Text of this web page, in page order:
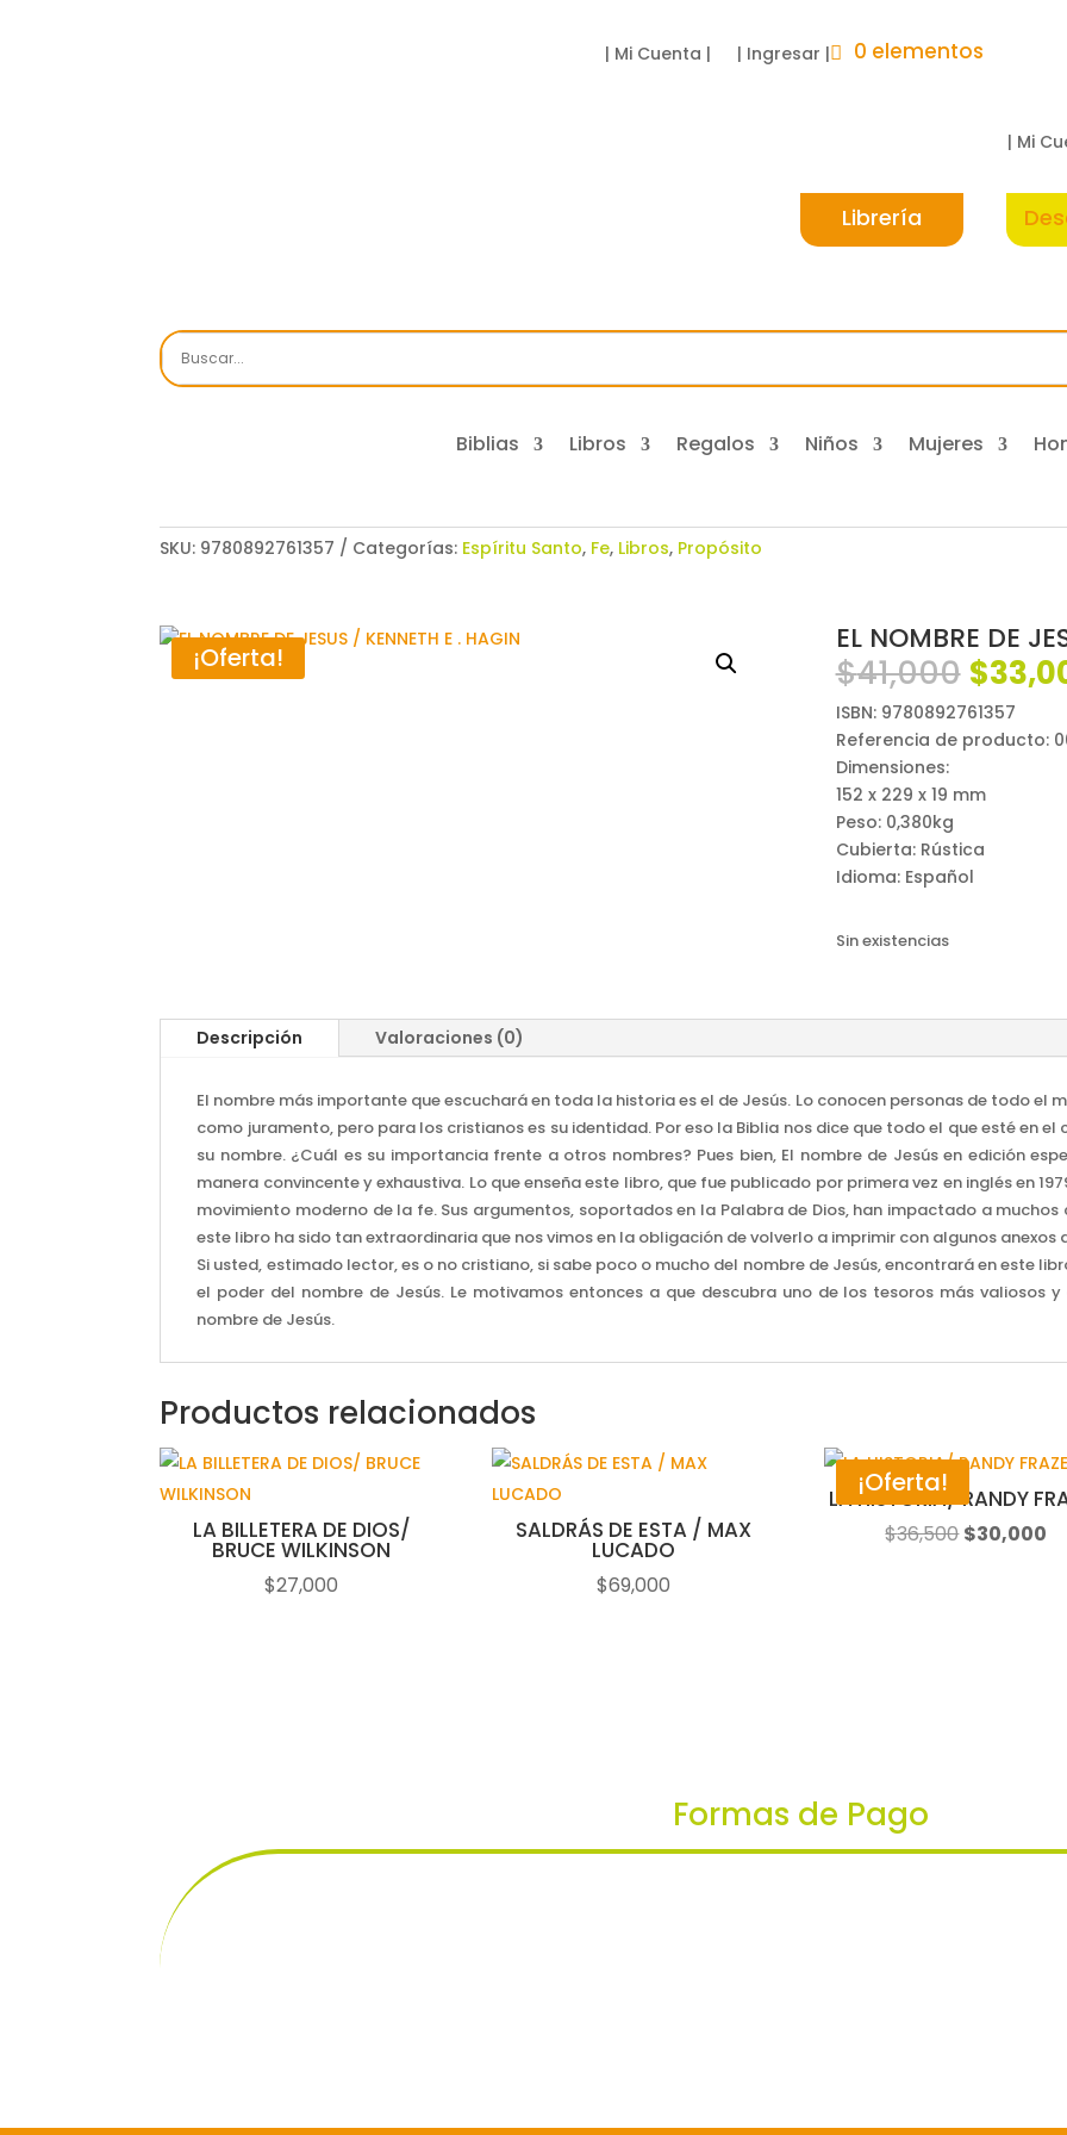
| Mi Cuenta | | Ingresar | 0 elementos
| Mi
Librería
Biblias Libros Regalos Niños Mujeres
SKU: 9780892761357 Categorías: Espíritu Santo, Fe, Libros, Propósito
¡Oferta!
EL NOMBRE DE
$41,000 El
precio
era:
$
ISBN: 9780892761357
Referencia de producto:
Dimensiones:
152 x 229 x 19 mm
Peso: 0,380kg
Cubierta: Rústica
Idioma: Español
Sin existencias
Descripción Valoraciones (0)
El nombre más importante que escuchará en toda la historia es el de Jesús. Lo conocen personas de todo el
como juramento, pero para los cristianos es su identidad. Por eso la Biblia nos dice que todo el que esté en
su nombre. ¿Cuál es su importancia frente a otros nombres? Pues bien, El nombre de Jesús en edición
manera convincente y exhaustiva. Lo que enseña este libro, que fue publicado por primera vez en inglés en
movimiento moderno de la fe. Sus argumentos, soportados en la Palabra de Dios, han impactado a
este libro ha sido tan extraordinaria que nos vimos en la obligación de volverlo a imprimir con algunos
Si usted, estimado lector, es o no cristiano, si sabe poco o mucho del nombre de Jesús, encontrará en este
el poder del nombre de Jesús. Le motivamos entonces a que descubra uno de los tesoros más valiosos
nombre de Jesús.
Productos relacionados
LA BILLETERA DE DIOS/
BRUCE WILKINSON
$27,000
SALDRÁS DE ESTA / MAX
LUCADO
$69,000
¡Oferta!
LA HISTORIA/ RANDY
$36,500El
$30,000
Formas de Pago